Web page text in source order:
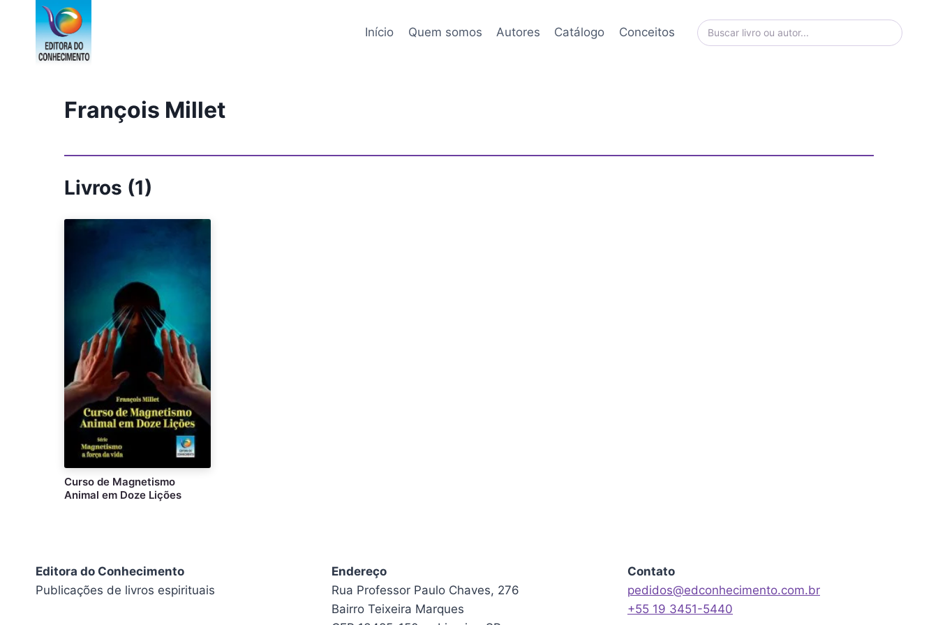
Conteúdo
Início Quem somos Autores Catálogo Conceitos
François Millet
Livros (1)
Curso de Magnetismo
Animal em Doze Lições
Editora do Conhecimento
Publicações de livros espirituais
Endereço
Rua Professor Paulo Chaves, 276
Bairro Teixeira Marques
Contato
pedidos@edconhecimento.com.br
+55 19 3451-5440